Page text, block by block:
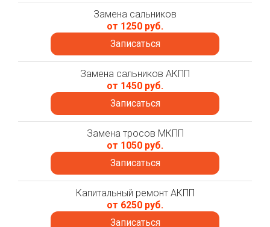
Замена сальников
от 1250 руб.
Записаться
Замена сальников АКПП
от 1450 руб.
Записаться
Замена тросов МКПП
от 1050 руб.
Записаться
Капитальный ремонт АКПП
от 6250 руб.
Записаться